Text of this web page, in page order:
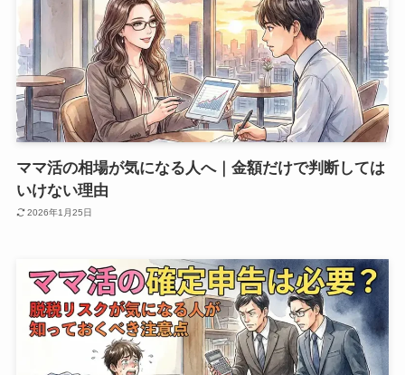
ママ活の相場が気になる人へ｜金額だけで判断しては
いけない理由
2026年1月25日